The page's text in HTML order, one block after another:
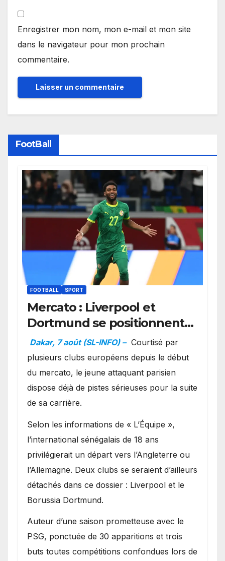
Enregistrer mon nom, mon e-mail et mon site
dans le navigateur pour mon prochain
commentaire.
FootBall
FOOTBALL SPORT
Mercato : Liverpool et
Dortmund se positionnent
en favoris pour recruter
Ibrahim Mbaye
Dakar, 7 août (SL-INFO) – Courtisé par
plusieurs clubs européens depuis le début
du mercato, le jeune attaquant parisien
dispose déjà de pistes sérieuses pour la suite
de sa carrière.
Selon les informations de « L’Équipe »,
l’international sénégalais de 18 ans
privilégierait un départ vers l’Angleterre ou
l’Allemagne. Deux clubs se seraient d’ailleurs
détachés dans ce dossier : Liverpool et le
Borussia Dortmund.
Auteur d’une saison prometteuse avec le
PSG, ponctuée de 30 apparitions et trois
buts toutes compétitions confondues lors de